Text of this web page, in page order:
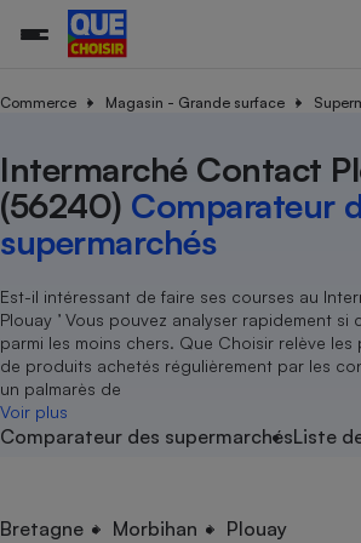
Commerce Magasin - Grande surface
Intermarché Contact
(56240) Comparateur
supermarchés
Est-il intéressant de faire ses courses au
Plouay ’ Vous pouvez analyser rapidement si
parmi les moins chers. Que Choisir relève les
de produits achetés régulièrement par les
un palmarès de
Voir plus
Comparateur des supermarchésListe
Bretagne Morbihan Plouay
Achat
Air
Eau
Achat
Sport
Senior
Train
Toutes les actualités
Enquêtes
Guides d'achat
Conseils
Brèves
Tous les services
Soumettre un litige
Lettres types
Rencontrer une association locale
Tous nos combats
Nos actions
Nos grandes victoires
Les billets de la présidente
Nos associations locales
Nous rejoindre
En savoir plus sur Que Choisir
nous ?
L’association
Nos missions
Notre méthodologie
Notre financement
Nos partenaires
Nous rejoindre